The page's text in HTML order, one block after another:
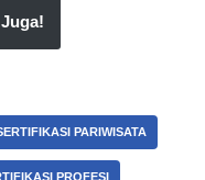
PARIWISATA
PROFESI